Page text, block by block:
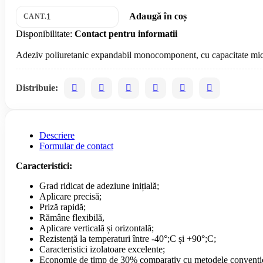
CANT.
Adaugă în coș
Disponibilitate: Contact pentru informatii
Distribuie:
Descriere
Formular de contact
Caracteristici:
Grad ridicat de adeziune inițială;
Aplicare precisă;
Priză rapidă;
Rămâne flexibilă,
Aplicare verticală și orizontală;
Rezistență la temperaturi între -40°;C și +90°;C;
Caracteristici izolatoare excelente;
Economie de timp de 30% comparativ cu metodele